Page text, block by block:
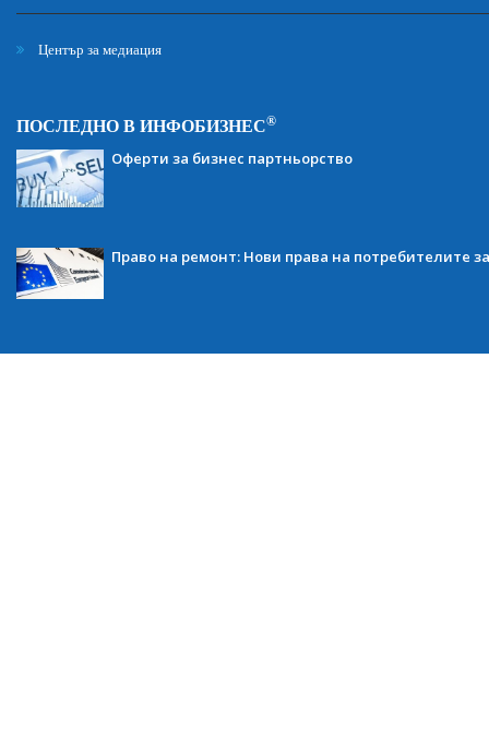
Център за медиация
ПОСЛЕДНО В ИНФОБИЗНЕС®
Оферти за бизнес партньорство
Право на ремонт: Нови права на потребителите